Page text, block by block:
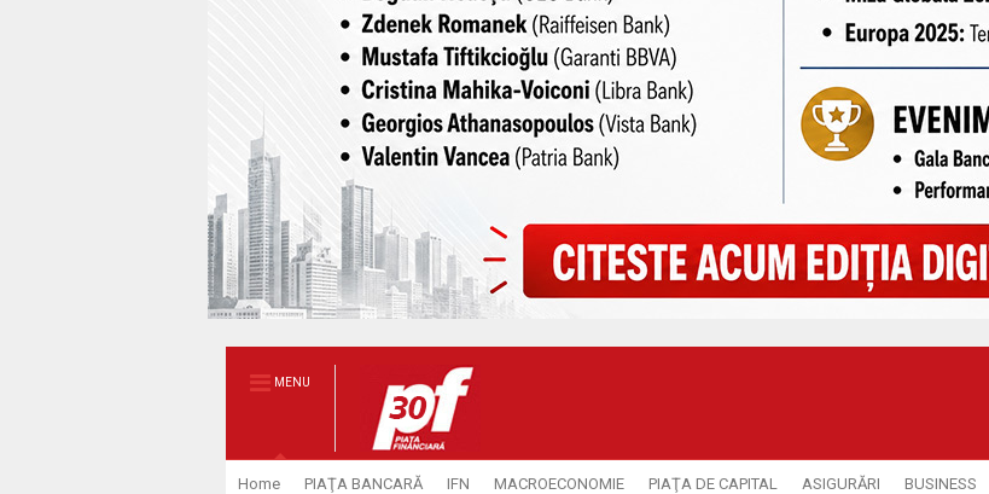
MENU
Home PIAŢA BANCARĂ IFN MACROECONOMIE PIAŢA DE CAPITAL ASIGURĂRI BUSINESS